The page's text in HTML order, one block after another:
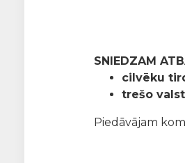
SNIEDZAM
cilvēku
trešo
Piedāvājam